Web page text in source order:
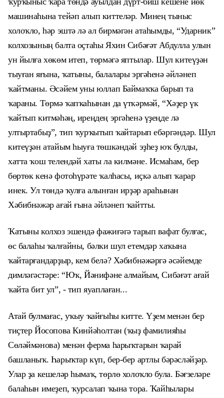
машинаһына тейәп алып киттеләр. Минең тыныс
холоҡло, һәр эштә лә ал бирмәгән атаһымды, “Ударник”
колхозының балта оҫтаһы Яхин Сибәғәт Абдулла улын
ун йылға хөкөм итеп, төрмәгә яптылар. Шул китеүҙән
тыуған яғына, ҡатыны, балалары эргәһенә әйләнеп
ҡайтманы. Әсәйем уны юллап Баймаҡҡа барып та
ҡараны. Төрмә ҡапҡаһынан да үткәрмәй, “Хәҙер үк
ҡайтып китмәһәң, иреңдең эргәһенә үҙеңде лә
ултыртабыҙ”, тип ҡурҡытып ҡайтарып ебәргәндәр. Шул
китеүҙән атайым һыуға төшкәндәй эҙһеҙ юҡ булды,
хатта ҡош телендәй хаты ла килмәне. Исмаһам, бер
бөртөк кенә фотоһүрәте ҡалһасы, иҫкә алып ҡарар
инек. Ул төндә ҡулға алынған ирҙәр араһынан
Хәбибнәжәр ағай ғына әйләнеп ҡайтты.
Ҡатыны колхоз эшендә фажиғәгә тарып вафат булғас,
өс балаһы ҡалғайны, бәлки шул етемдәр хаҡына
ҡайтарғандарҙыр, кем белә? Хәбибнәжәргә әсәйемде
димләгәстәре: “Юҡ, Йәнифәне алмайым, Сибәғәт ағай
ҡайта бит ул”, - тип яуаплаған...
Атай булмағас, уҡыу ҡайғыһы китте. Үҙем менән бер
тиҫтер Йосопова Кинйәһолтан (ҡыҙ фамилияһы
Сөләймәнова) менән ферма һарыҡтарын ҡарай
башланыҡ. Һарыҡтар күп, бер-бер артлы бәрәсләйҙәр.
Улар ҙа кешеләр һымаҡ, төрлө холоҡло була. Бәғзеләре
балаһын имеҙеп, ҡурсалап ҡына тора. Ҡайһылары